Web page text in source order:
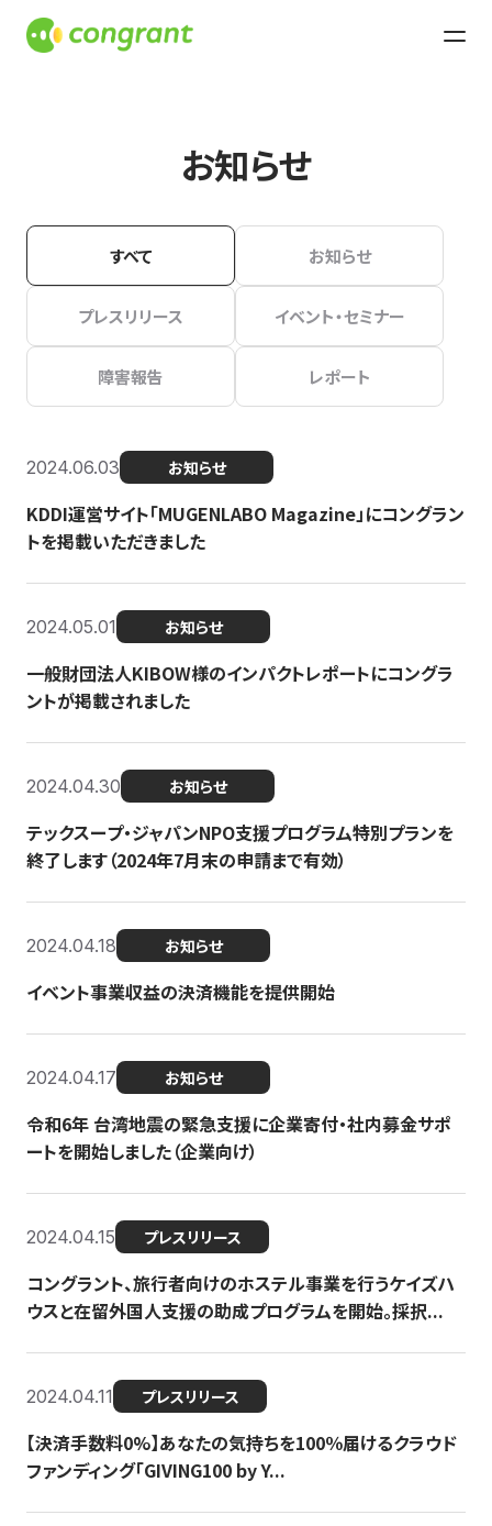
お知らせ
すべて お知らせ
プレスリリース イベント・セミナー
障害報告 レポート
2024.06.03 お知らせ
KDDI運営サイト「MUGENLABO Magazine」にコングラン
トを掲載いただきました
2024.05.01 お知らせ
一般財団法人KIBOW様のインパクトレポートにコングラ
ントが掲載されました
2024.04.30 お知らせ
テックスープ・ジャパンNPO支援プログラム特別プランを
終了します（2024年7月末の申請まで有効）
2024.04.18 お知らせ
イベント事業収益の決済機能を提供開始
2024.04.17 お知らせ
令和6年 台湾地震の緊急支援に企業寄付・社内募金サポ
ートを開始しました（企業向け）
2024.04.15 プレスリリース
コングラント、旅行者向けのホステル事業を行うケイズハ
ウスと在留外国人支援の助成プログラムを開始。採択...
2024.04.11 プレスリリース
【決済手数料0%】あなたの気持ちを100％届けるクラウド
ファンディング「GIVING100 by Y...